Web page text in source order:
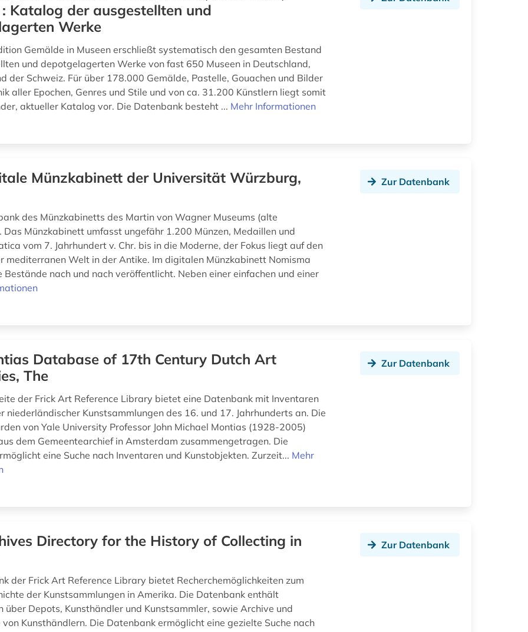
Katalog der ausgestellten und
Werke
Gemälde in Museen erschließt systematisch den gesamten Bestand
und depotgelagerten Werke von fast 650 Museen in Deutschland,
der Schweiz. Für über 178.000 Gemälde, Pastelle, Gouachen und Bilder
aller Epochen, Genres und Stile und von ca. 31.200 Künstlern liegt somit
aktueller Katalog vor. Die Datenbank besteht ... Mehr Informationen
Münzkabinett der Universität Würzburg,
des Münzkabinetts des Martin von Wagner Museums (alte
Das Münzkabinett umfasst ungefähr 1.200 Münzen, Medaillen und
vom 7. Jahrhundert v. Chr. bis in die Moderne, der Fokus liegt auf den
mediterranen Welt in der Antike. Im digitalen Münzkabinett Nomisma
Bestände nach und nach veröffentlicht. Neben einer einfachen und einer
Zur Datenbank
Database of 17th Century Dutch Art
The
der Frick Art Reference Library bietet eine Datenbank mit Inventaren
niederländischer Kunstsammlungen des 16. und 17. Jahrhunderts an. Die
von Yale University Professor John Michael Montias (1928-2005)
dem Gemeentearchief in Amsterdam zusammengetragen. Die
eine Suche nach Inventaren und Kunstobjekten. Zurzeit... Mehr
Zur Datenbank
Directory for the History of Collecting in
der Frick Art Reference Library bietet Recherchemöglichkeiten zum
der Kunstsammlungen in Amerika. Die Datenbank enthält
über Depots, Kunsthändler und Kunstsammler, sowie Archive und
Kunsthändlern. Die Datenbank ermöglicht eine gezielte Suche nach
Zur Datenbank